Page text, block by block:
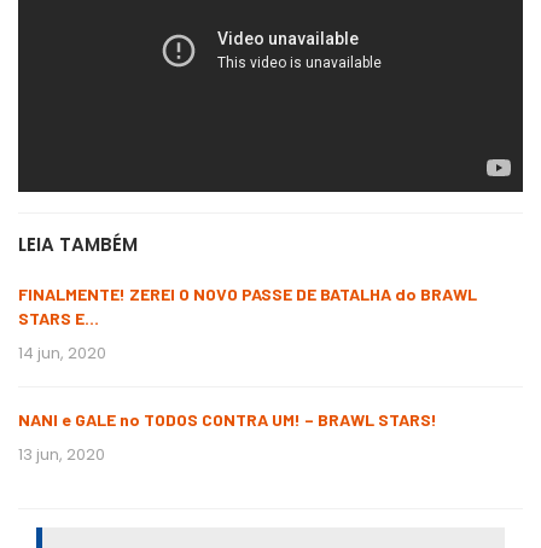
LEIA TAMBÉM
FINALMENTE! ZEREI O NOVO PASSE DE BATALHA do BRAWL
STARS E…
14 jun, 2020
NANI e GALE no TODOS CONTRA UM! – BRAWL STARS!
13 jun, 2020